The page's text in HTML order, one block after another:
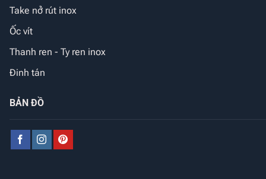
Take nở rút inox
Ốc vít
Thanh ren - Ty ren inox
Đinh tán
BẢN ĐỒ